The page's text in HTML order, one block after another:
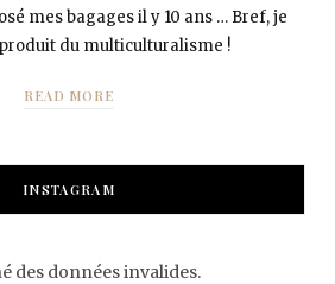
mes bagages il y 10 ans … Bref, je
du multiculturalisme !
READ MORE
INSTAGRAM
des données invalides.